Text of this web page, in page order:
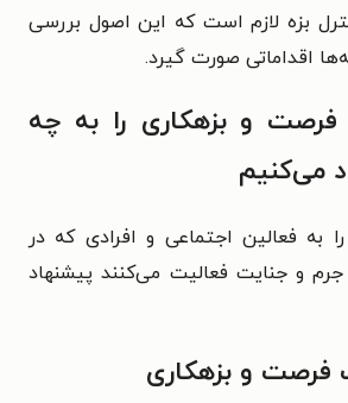
بزه لازم است که این اصول بررسی
اقداماتی صورت گیرد.
و بزهکاری را به چه
می‌کنیم
به فعالین اجتماعی و افرادی که در
جرم و جنایت فعالیت می‌کنند پیشنهاد
فرصت و بزهکاری